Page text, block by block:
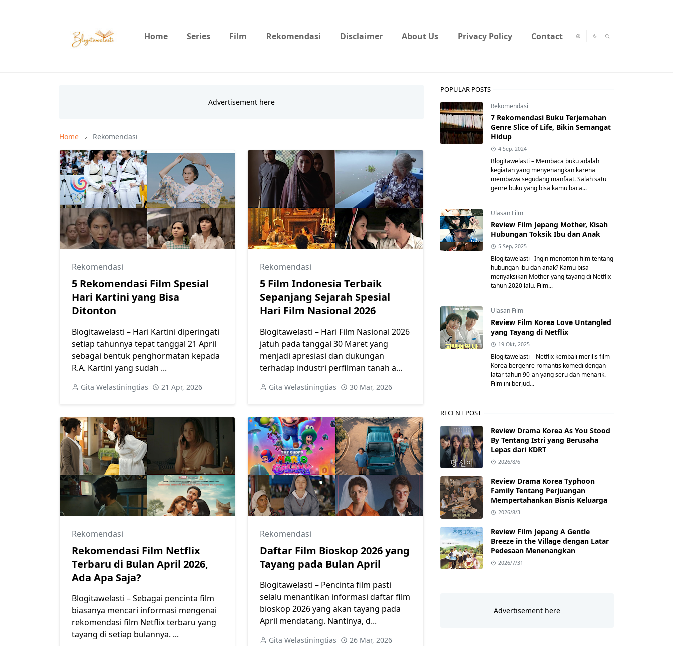
Home Series Film Rekomendasi Disclaimer About Us Privacy Policy Contact
Home Rekomendasi
Rekomendasi
5 Rekomendasi Film Spesial
Hari Kartini yang Bisa
Ditonton
Blogitawelasti – Hari Kartini diperingati
setiap tahunnya tepat tanggal 21 April
sebagai bentuk penghormatan kepada
R.A. Kartini yang sudah ...
Gita Welastiningtias 21 Apr, 2026
Rekomendasi
5 Film Indonesia Terbaik
Sepanjang Sejarah Spesial
Hari Film Nasional 2026
Blogitawelasti – Hari Film Nasional 2026
jatuh pada tanggal 30 Maret yang
menjadi apresiasi dan dukungan
terhadap industri perfilman tanah a...
Gita Welastiningtias 30 Mar, 2026
Rekomendasi
Rekomendasi Film Netflix
Terbaru di Bulan April 2026,
Ada Apa Saja?
Blogitawelasti – Sebagai pencinta film
biasanya mencari informasi mengenai
rekomendasi film Netflix terbaru yang
tayang di setiap bulannya. ...
Rekomendasi
Daftar Film Bioskop 2026 yang
Tayang pada Bulan April
Blogitawelasti – Pencinta film pasti
selalu menantikan informasi daftar film
bioskop 2026 yang akan tayang pada
April mendatang. Nantinya, d...
Gita Welastiningtias 26 Mar, 2026
POPULAR POSTS
Rekomendasi
7 Rekomendasi Buku Terjemahan
Genre Slice of Life, Bikin Semangat
Hidup
4 Sep, 2024
Blogitawelasti – Membaca buku adalah
kegiatan yang menyenangkan karena
membawa segudang manfaat. Salah satu
genre buku yang bisa kamu baca...
Ulasan Film
Review Film Jepang Mother, Kisah
Hubungan Toksik Ibu dan Anak
5 Sep, 2025
Blogitawelasti– Ingin menonton film tentang
hubungan ibu dan anak? Kamu bisa
menyaksikan Mother yang tayang di Netflix
tahun 2020 lalu. Film...
Ulasan Film
Review Film Korea Love Untangled
yang Tayang di Netflix
19 Okt, 2025
Blogitawelasti – Netflix kembali merilis film
Korea bergenre romantis komedi dengan
latar tahun 90-an yang seru dan menarik.
Film ini berjud...
RECENT POST
Review Drama Korea As You Stood
By Tentang Istri yang Berusaha
Lepas dari KDRT
2026/8/6
Review Drama Korea Typhoon
Family Tentang Perjuangan
Mempertahankan Bisnis Keluarga
2026/8/3
Review Film Jepang A Gentle
Breeze in the Village dengan Latar
Pedesaan Menenangkan
2026/7/31